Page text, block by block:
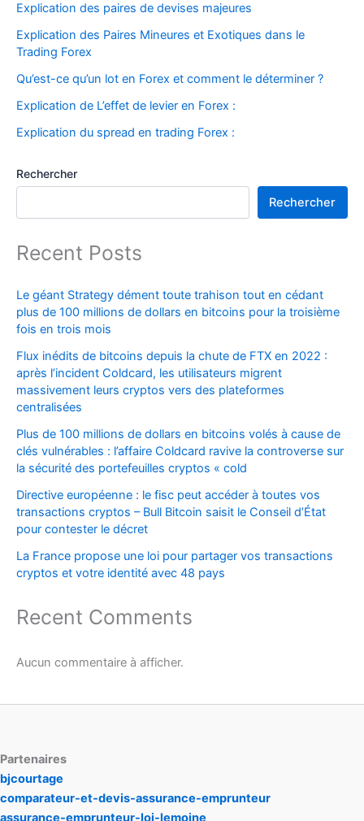
Explication des paires de devises majeures
Explication des Paires Mineures et Exotiques dans le
Trading Forex
Qu’est-ce qu’un lot en Forex et comment le déterminer ?
Explication de L’effet de levier en Forex :
Explication du spread en trading Forex :
Rechercher
Rechercher
Recent Posts
Le géant Strategy dément toute trahison tout en cédant
plus de 100 millions de dollars en bitcoins pour la troisième
fois en trois mois
Flux inédits de bitcoins depuis la chute de FTX en 2022 :
après l’incident Coldcard, les utilisateurs migrent
massivement leurs cryptos vers des plateformes
centralisées
Plus de 100 millions de dollars en bitcoins volés à cause de
clés vulnérables : l’affaire Coldcard ravive la controverse sur
la sécurité des portefeuilles cryptos « cold
Directive européenne : le fisc peut accéder à toutes vos
transactions cryptos – Bull Bitcoin saisit le Conseil d’État
pour contester le décret
La France propose une loi pour partager vos transactions
cryptos et votre identité avec 48 pays
Recent Comments
Aucun commentaire à afficher.
Partenaires
bjcourtage
comparateur-et-devis-assurance-emprunteur
assurance-emprunteur-loi-lemoine